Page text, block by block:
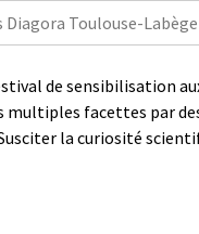
Diagora Toulouse-Labège
de sensibilisation
multiples facettes par
la curiosité